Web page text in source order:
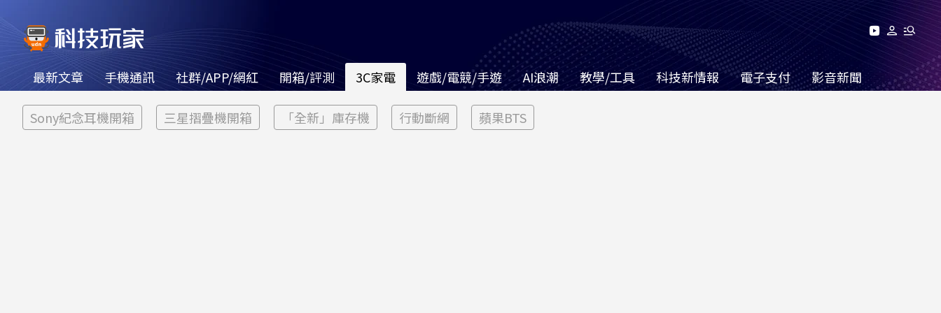
最新文章 手機通訊 社群/APP/網紅 開箱/評測 3C家電 遊戲/電競/手遊 AI浪潮 教學/工具 科技新情報 電子支付 影音新聞
Sony紀念耳機開箱 三星摺疊機開箱 「全新」庫存機 行動斷網 蘋果BTS